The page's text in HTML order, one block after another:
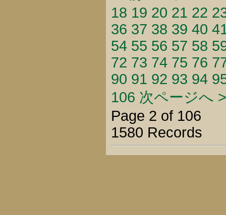
18 19 20 21 22
36 37 38 39 40
54 55 56 57 58
72 73 74 75 76
90 91 92 93 94
106 次ページへ
Page 2 of 106
1580 Records